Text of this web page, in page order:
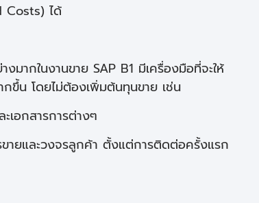
Costs) ได้
ากในงานขาย SAP B1 มีเครื่องมือที่จะให้
ขึ้น โดยไม่ต้องเพิ่มต้นทุนขาย เช่น
เอกสารการต่างๆ
ายและวงจรลูกค้า ตั้งแต่การติดต่อครั้งแรก